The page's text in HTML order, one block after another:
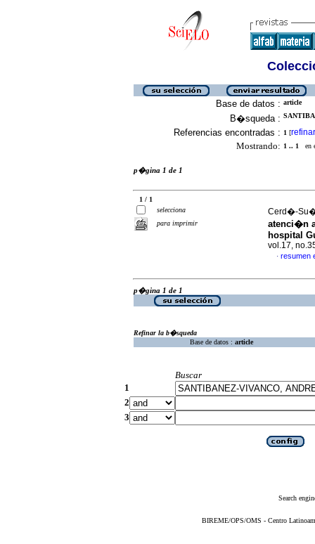
Base de datos : article
B�squeda :
Referencias encontradas : 1 [refinar
Mostrando: 1 .. 1 en
p�gina 1 de 1
1 / 1
selecciona
para imprimir
Cerd�-
atenci�n
hospital
vol.17,
· resumen
p�gina 1 de 1
Refinar la b�squeda
Base de datos : article
Buscar
1
2
3
Search
BIREME/OPS/OMS - Centro